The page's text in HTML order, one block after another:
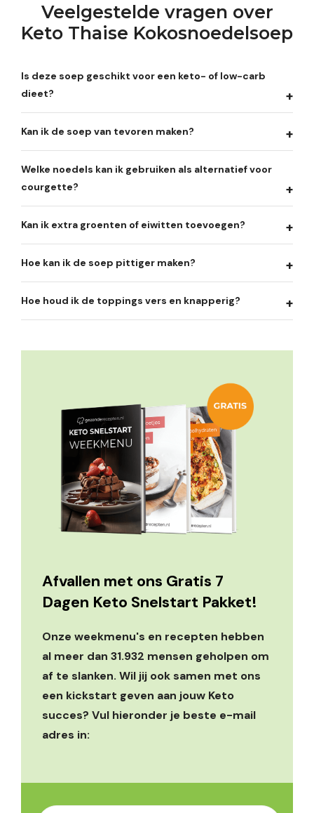
Veelgestelde vragen over
Keto Thaise Kokosnoedelsoep
Is deze soep geschikt voor een keto- of low-carb
dieet?
Kan ik de soep van tevoren maken?
Welke noedels kan ik gebruiken als alternatief voor
courgette?
Kan ik extra groenten of eiwitten toevoegen?
Hoe kan ik de soep pittiger maken?
Hoe houd ik de toppings vers en knapperig?
Afvallen met ons Gratis 7
Dagen Keto Snelstart Pakket!
Onze weekmenu's en recepten hebben
al meer dan 31.932 mensen geholpen om
af te slanken. Wil jij ook samen met ons
een kickstart geven aan jouw Keto
succes? Vul hieronder je beste e-mail
adres in: